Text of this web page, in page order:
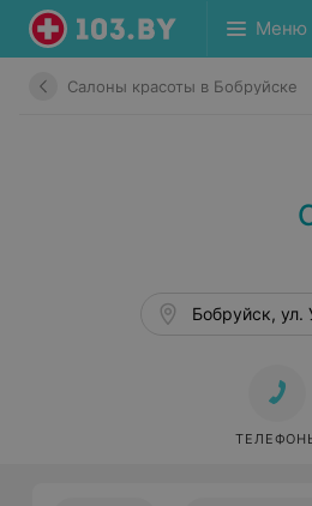
Меню
Салоны красоты в Бобруйске
Бобруйск, ул.